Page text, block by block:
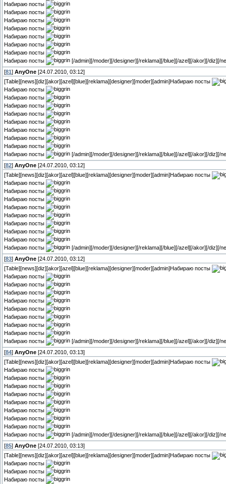
Набираю посты
Набираю посты
Набираю посты
Набираю посты
Набираю посты
Набираю посты
Набираю посты
Набираю посты
[/admin][/moder][/designer][/reklama][/blue][/azel][/akor][/diz][/
[81 ] AnyOne [24.07.2010, 03:12]
[Table][news][diz][akor][azel][blue][reklama][designer][moder][admin]Набираю посты
Набираю посты
Набираю посты
Набираю посты
Набираю посты
Набираю посты
Набираю посты
Набираю посты
Набираю посты
Набираю посты
[/admin][/moder][/designer][/reklama][/blue][/azel][/akor][/diz][/
[82] AnyOne [24.07.2010, 03:12]
[Table][news][diz][akor][azel][blue][reklama][designer][moder][admin]Набираю посты
Набираю посты
Набираю посты
Набираю посты
Набираю посты
Набираю посты
Набираю посты
Набираю посты
Набираю посты
Набираю посты
[/admin][/moder][/designer][/reklama][/blue][/azel][/akor][/diz][/
[83] AnyOne [24.07.2010, 03:12]
[Table][news][diz][akor][azel][blue][reklama][designer][moder][admin]Набираю посты
Набираю посты
Набираю посты
Набираю посты
Набираю посты
Набираю посты
Набираю посты
Набираю посты
Набираю посты
Набираю посты
[/admin][/moder][/designer][/reklama][/blue][/azel][/akor][/diz][/
[84] AnyOne [24.07.2010, 03:13]
[Table][news][diz][akor][azel][blue][reklama][designer][moder][admin]Набираю посты
Набираю посты
Набираю посты
Набираю посты
Набираю посты
Набираю посты
Набираю посты
Набираю посты
Набираю посты
Набираю посты
[/admin][/moder][/designer][/reklama][/blue][/azel][/akor][/diz][/
[85] AnyOne [24.07.2010, 03:13]
[Table][news][diz][akor][azel][blue][reklama][designer][moder][admin]Набираю посты
Набираю посты
Набираю посты
Набираю посты